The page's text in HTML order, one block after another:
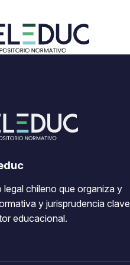
legal chileno que organiza y
y jurisprudencia clave
educacional.